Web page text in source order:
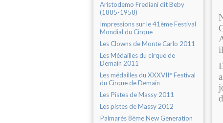
Aristodemo Frediani dit Beby
(1885-1958)
Impressions sur le 41ème Festival
Mondial du Cirque
Les Clowns de Monte Carlo 2011
Les Médailles du cirque de
Demain 2011
Les médailles du XXXVII° Festival
du Cirque de Demain
Les Pistes de Massy 2011
Les pistes de Massy 2012
Palmarès 8ème New Generation